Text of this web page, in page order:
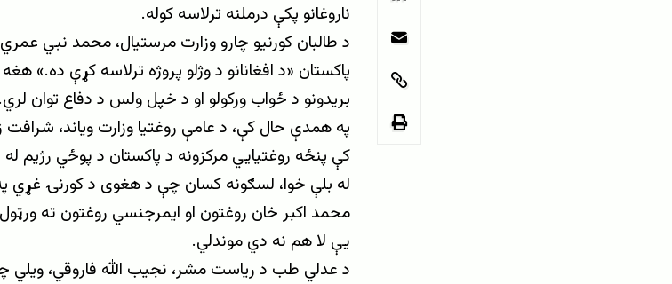
ناروغانو پکې درملنه ترلاسه کوله.
د طالبان کورنیو چارو وزارت مرستیال، محمد نبي
پاکستان «د افغانانو د وژلو پروژه ترلاسه کړې ده.»
بریدونو د ځواب ورکولو او د خپل ولس د دفاع توان لري.
په همدې حال کې، د عامې روغتیا وزارت ویاند،
کې پنځه روغتیايي مرکزونه د پاکستان د پوځي رژیم
له بلې خوا، لسګونه کسان چې د هغوی د کورنۍ غړي
محمد اکبر خان روغتون او ایمرجنسي روغتون ته
یې لا هم نه دي موندلي.